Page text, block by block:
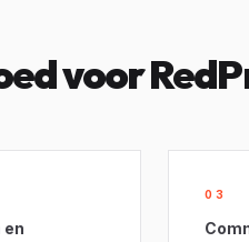
voor
en
03